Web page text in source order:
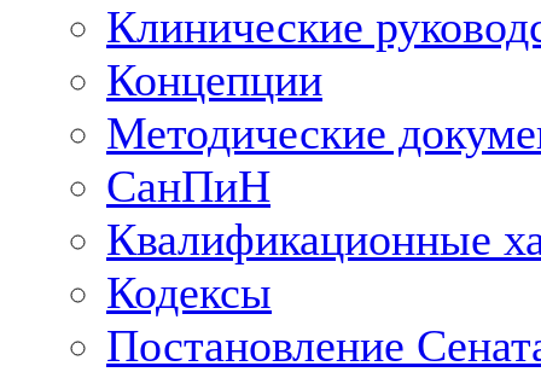
Клинические
Концепции
Методические
СанПиН
Квалификационные
Кодексы
Постановление